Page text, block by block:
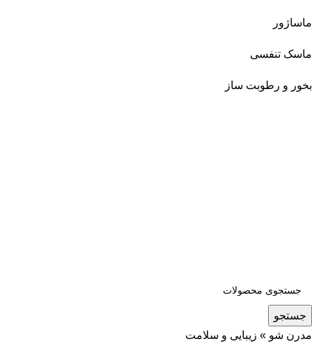
ماساژور
ماسک تنفسی
بخور و رطوبت ساز
جستجو
مدرن شو » زیبایی و سلامت